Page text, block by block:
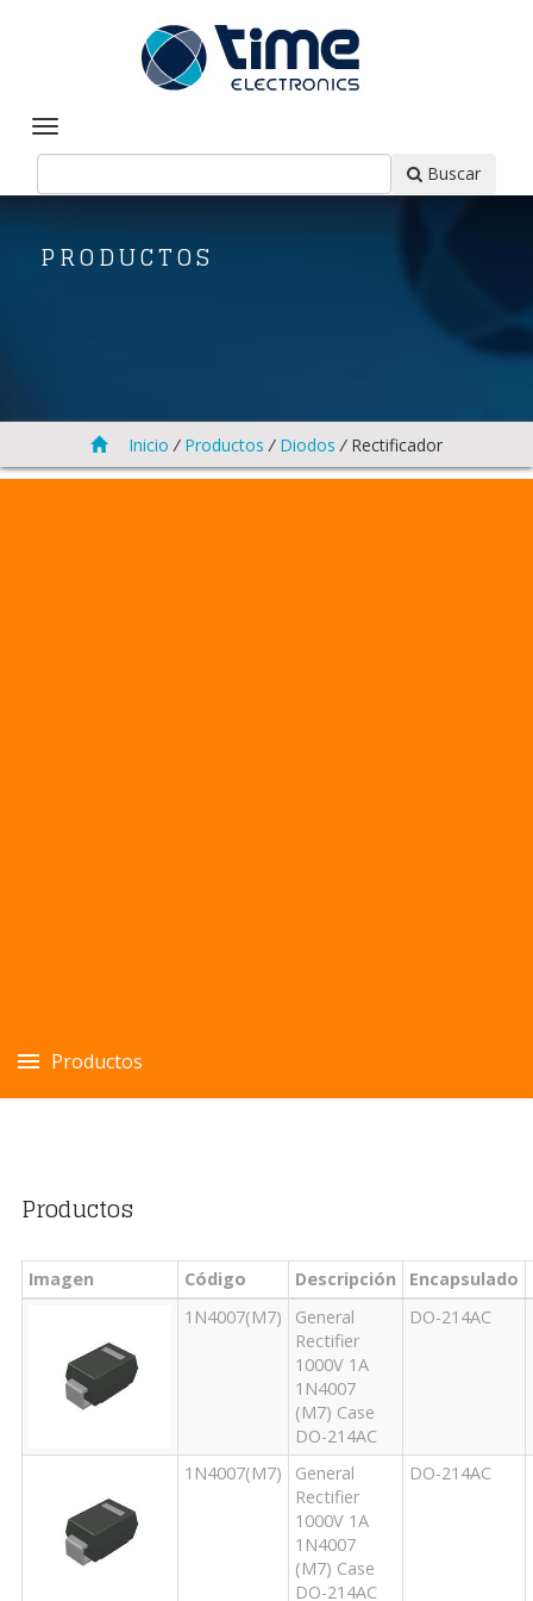
Buscar
PRODUCTOS
Inicio / Productos /Diodos /Rectificador
Productos
Productos
Imagen Código Descripción Encapsulado
1N4007(M7)
General
Rectifier
1000V 1A
1N4007
(M7) Case
DO-214AC
DO-214AC
1N4007(M7)
General
Rectifier
1000V 1A
1N4007
(M7) Case
DO-214AC
DO-214AC